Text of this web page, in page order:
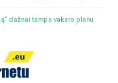
dažnai tampa vakaro planu